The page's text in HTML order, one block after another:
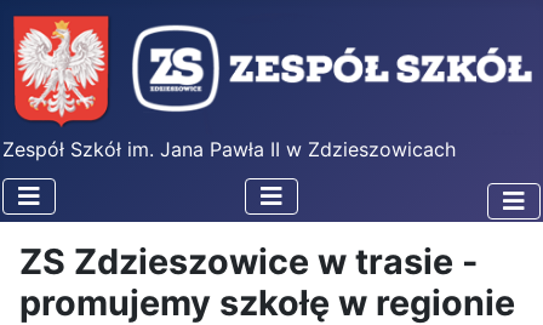
Zespół Szkół im. Jana Pawła II w Zdzieszowicach
ZS Zdzieszowice w trasie -
promujemy szkołę w regionie